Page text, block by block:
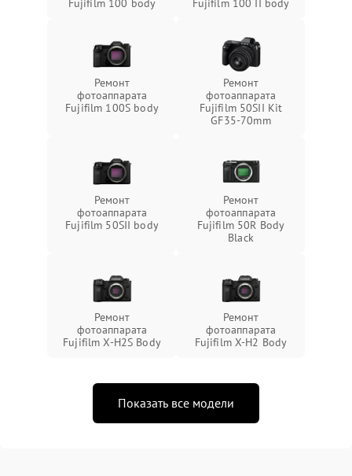
Fujifilm 100 body
Fujifilm 100 II body
Ремонт
фотоаппарата
Fujifilm 100S body
Ремонт
фотоаппарата
Fujifilm 50SII Kit
GF35-70mm
Ремонт
фотоаппарата
Fujifilm 50SII body
Ремонт
фотоаппарата
Fujifilm 50R Body
Black
Ремонт
фотоаппарата
Fujifilm X-H2S Body
Ремонт
фотоаппарата
Fujifilm X-H2 Body
Показать все модели